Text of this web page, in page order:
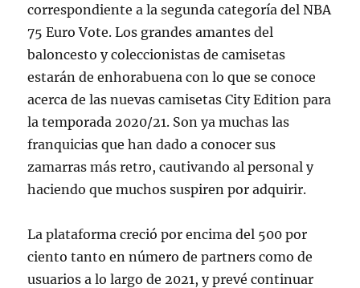
correspondiente a la segunda categoría del NBA
75 Euro Vote. Los grandes amantes del
baloncesto y coleccionistas de camisetas
estarán de enhorabuena con lo que se conoce
acerca de las nuevas camisetas City Edition para
la temporada 2020/21. Son ya muchas las
franquicias que han dado a conocer sus
zamarras más retro, cautivando al personal y
haciendo que muchos suspiren por adquirir.
La plataforma creció por encima del 500 por
ciento tanto en número de partners como de
usuarios a lo largo de 2021, y prevé continuar